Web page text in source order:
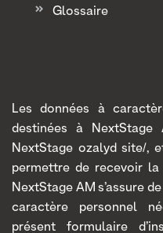
Glossaire
Les données à
destinées à
NextStage ozalyd site/,
permettre de recevoir la
NextStage AM s’assure
caractère personnel
présent formulaire